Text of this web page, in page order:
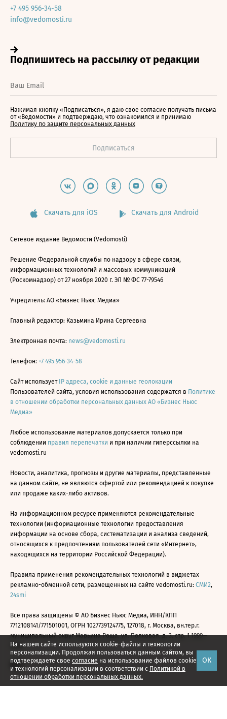
На нашем сайте используются cookie-файлы и технологии
персонализации. Продолжая пользоваться данным сайтом, вы
подтверждаете свое согласие на использование файлов cookie
и технологий персонализации в соответствии с Политикой в
отношении обработки персональных данных.
ОК
+7 495 956-34-58
info@vedomosti.ru
Нажимая кнопку «Подписаться», я даю свое согласие получать письма
от «Ведомости» и подтверждаю, что ознакомился и принимаю
Политику по защите персональных данных
Скачать для iOS Скачать для Android
Сетевое издание Ведомости (Vedomosti)
Решение Федеральной службы по надзору в сфере связи,
информационных технологий и массовых коммуникаций
(Роскомнадзор) от 27 ноября 2020 г. ЭЛ № ФС 77-79546
Учредитель: АО «Бизнес Ньюс Медиа»
Главный редактор: Казьмина Ирина Сергеевна
Электронная почта: news@vedomosti.ru
Телефон: +7 495 956-34-58
Сайт использует IP адреса, cookie и данные геолокации
Пользователей сайта, условия использования содержатся в Политике
в отношении обработки персональных данных АО «Бизнес Ньюс
Медиа»
Любое использование материалов допускается только при
соблюдении правил перепечатки и при наличии гиперссылки на
vedomosti.ru
Новости, аналитика, прогнозы и другие материалы, представленные
на данном сайте, не являются офертой или рекомендацией к покупке
или продаже каких-либо активов.
На информационном ресурсе применяются рекомендательные
технологии (информационные технологии предоставления
информации на основе сбора, систематизации и анализа сведений,
относящихся к предпочтениям пользователей сети «Интернет»,
находящихся на территории Российской Федерации).
Правила применения рекомендательных технологий в виджетах
рекламно-обменной сети, размещенных на сайте vedomosti.ru: СМИ2,
24smi
Все права защищены © АО Бизнес Ньюс Медиа, ИНН/КПП
7712108141/771501001, ОГРН 1027739124775, 127018, г. Москва, вн.тер.г.
муниципальный округ Марьина Роща, ул. Полковая, д. 3, стр. 1 1999—
2026